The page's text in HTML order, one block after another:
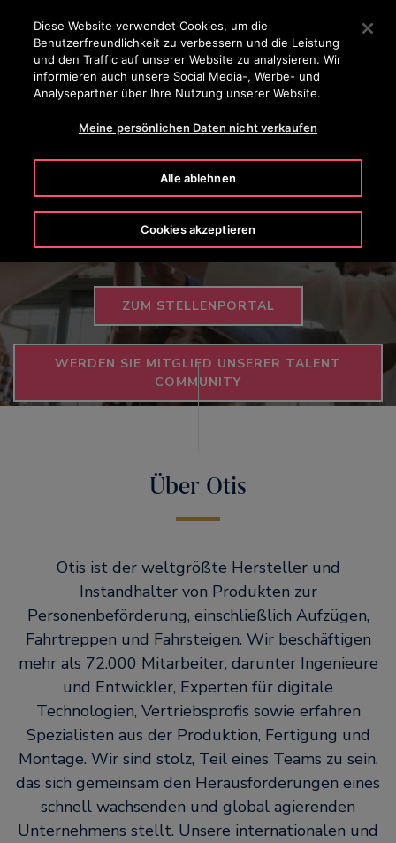
Drücken Sie die Eingabetaste, um zum Hauptinhalt zu
SUCHEN
Bereit für eine Karriere beim
Weltmarktführer?
Werden Sie Teil der Otis-Familie.
ZUM STELLENPORTAL
WERDEN SIE MITGLIED UNSERER TALENT
COMMUNITY
Über Otis
Otis ist der weltgrößte Hersteller und
Instandhalter von Produkten zur
Personenbeförderung, einschließlich Aufzügen,
Fahrtreppen und Fahrsteigen. Wir beschäftigen
mehr als 72.000 Mitarbeiter, darunter Ingenieure
und Entwickler, Experten für digitale
Technologien, Vertriebsprofis sowie erfahren
Spezialisten aus der Produktion, Fertigung und
Montage. Wir sind stolz, Teil eines Teams zu sein,
das sich gemeinsam den Herausforderungen eines
schnell wachsenden und global agierenden
Unternehmens stellt. Unsere internationalen und
Diese Website verwendet Cookies, um die
Benutzerfreundlichkeit zu verbessern und die Leistung
und den Traffic auf unserer Website zu analysieren. Wir
informieren auch unsere Social Media-, Werbe- und
Analysepartner über Ihre Nutzung unserer Website.
Meine persönlichen Daten nicht verkaufen
Alle ablehnen
Cookies akzeptieren